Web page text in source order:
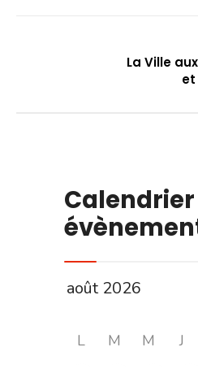
La Ville
et
L M M J